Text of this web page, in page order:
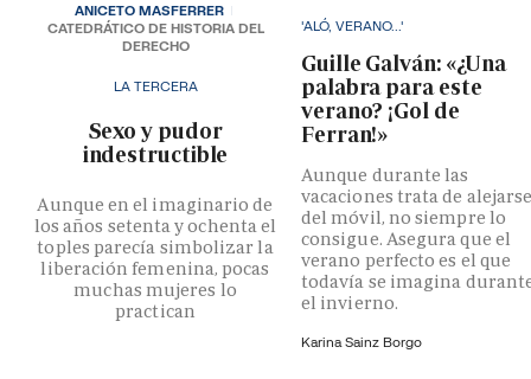
LA TERCERA
­Sexo y pudor
indestructible
Aunque en el imaginario de
los años setenta y ochenta el
toples parecía simbolizar la
liberación femenina, pocas
muchas mujeres lo
practican
ANICETO MASFERRER
CATEDRÁTICO DE HISTORIA DEL
DERECHO
'ALÓ, VERANO...'
Guille Galván: «¿Una
palabra para este
verano? ¡Gol de
Ferran!»
Aunque durante las
vacaciones trata de
del móvil, no siempre lo
consigue. Asegura que el
verano perfecto es el que
todavía se imagina
el invierno.
Karina Sainz Borgo